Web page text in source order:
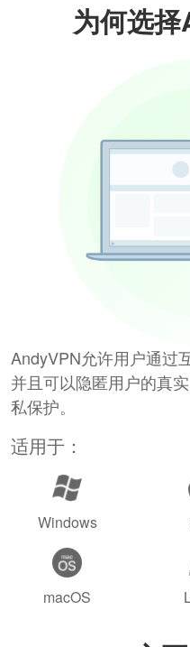
为何选
AndyVPN允许用户通过
并且可以隐匿用户的真
私保护。
适用于：
Windows
macOS